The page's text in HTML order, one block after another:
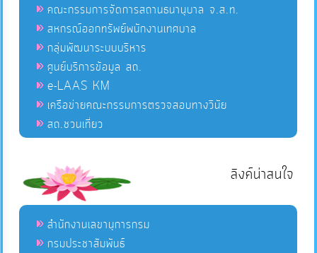
คณะกรรมการจัดการสถานธนานุบาล จ.ส.ท.
สหกรณ์ออกทรัพย์พนักงานเทศบาล
กลุ่มพัฒนาระบบบริหาร
ศูนย์บริการข้อมูล สถ.
e-LAAS KM
เครือข่ายคณะกรรมการตรวจสอบทางวินัย
สถ.ชวนเที่ยว
ลิงค์น่าสนใจ
สำนักงานเลขานุการกรม
กรมประชาสัมพันธ์